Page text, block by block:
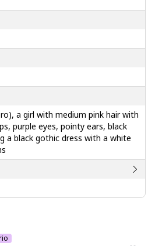
a girl with medium pink hair with
purple eyes, pointy ears, black
a black gothic dress with a white